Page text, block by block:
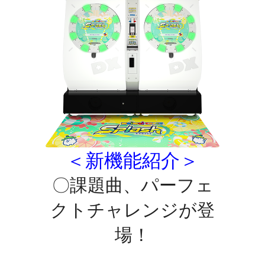
＜新機能紹介＞
〇課題曲、パーフェ
クトチャレンジが登
場！